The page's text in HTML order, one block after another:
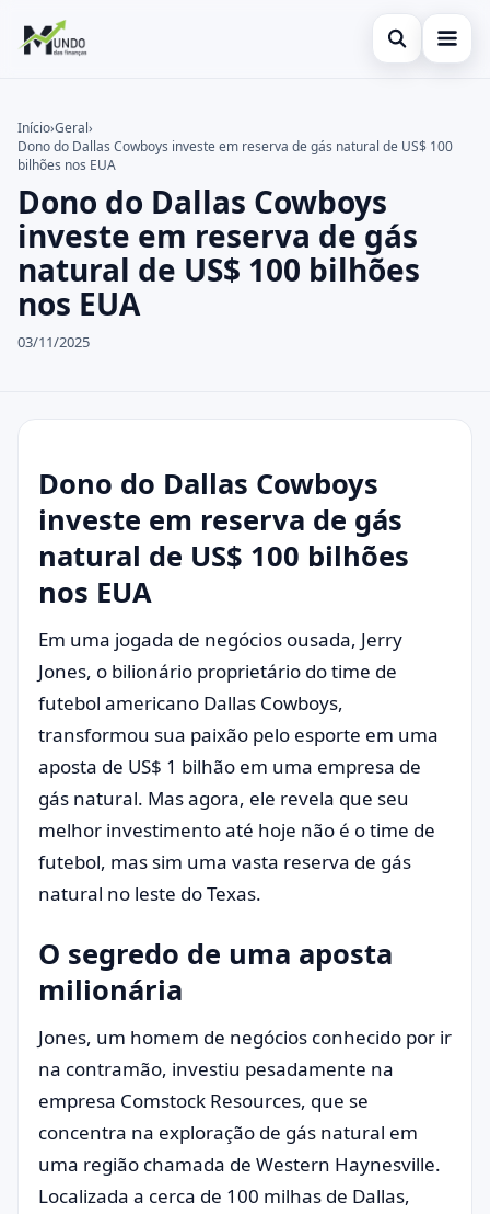
Abrir busca
Economia
Finanças
Buscar no site
Buscar por:
Pressione Enter para buscar ou ESC para fechar.
Início›Geral›
Dono do Dallas Cowboys investe em reserva de gás natural de US$ 100
bilhões nos EUA
Dono do Dallas Cowboys
investe em reserva de gás
natural de US$ 100 bilhões
nos EUA
03/11/2025
Dono do Dallas Cowboys
investe em reserva de gás
natural de US$ 100 bilhões
nos EUA
Em uma jogada de negócios ousada, Jerry
Jones, o bilionário proprietário do time de
futebol americano Dallas Cowboys,
transformou sua paixão pelo esporte em uma
aposta de US$ 1 bilhão em uma empresa de
gás natural. Mas agora, ele revela que seu
melhor investimento até hoje não é o time de
futebol, mas sim uma vasta reserva de gás
natural no leste do Texas.
O segredo de uma aposta
milionária
Jones, um homem de negócios conhecido por ir
na contramão, investiu pesadamente na
empresa Comstock Resources, que se
concentra na exploração de gás natural em
uma região chamada de Western Haynesville.
Localizada a cerca de 100 milhas de Dallas,